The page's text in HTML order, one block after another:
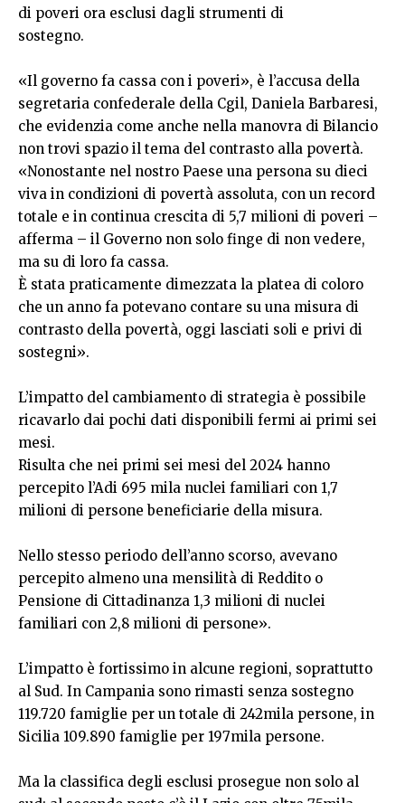
di poveri ora esclusi dagli strumenti di
sostegno.
«Il governo fa cassa con i poveri», è l’accusa della
segretaria confederale della Cgil, Daniela Barbaresi,
che evidenzia come anche nella manovra di Bilancio
non trovi spazio il tema del contrasto alla povertà.
«Nonostante nel nostro Paese una persona su dieci
viva in condizioni di povertà assoluta, con un record
totale e in continua crescita di 5,7 milioni di poveri –
afferma – il Governo non solo finge di non vedere,
ma su di loro fa cassa.
È stata praticamente dimezzata la platea di coloro
che un anno fa potevano contare su una misura di
contrasto della povertà, oggi lasciati soli e privi di
sostegni».
L’impatto del cambiamento di strategia è possibile
ricavarlo dai pochi dati disponibili fermi ai primi sei
mesi.
Risulta che nei primi sei mesi del 2024 hanno
percepito l’Adi 695 mila nuclei familiari con 1,7
milioni di persone beneficiarie della misura.
Nello stesso periodo dell’anno scorso, avevano
percepito almeno una mensilità di Reddito o
Pensione di Cittadinanza 1,3 milioni di nuclei
familiari con 2,8 milioni di persone».
L’impatto è fortissimo in alcune regioni, soprattutto
al Sud. In Campania sono rimasti senza sostegno
119.720 famiglie per un totale di 242mila persone, in
Sicilia 109.890 famiglie per 197mila persone.
Ma la classifica degli esclusi prosegue non solo al